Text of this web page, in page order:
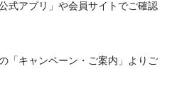
式アプリ」や会員サイトでご確認
「キャンペーン・ご案内」よりご